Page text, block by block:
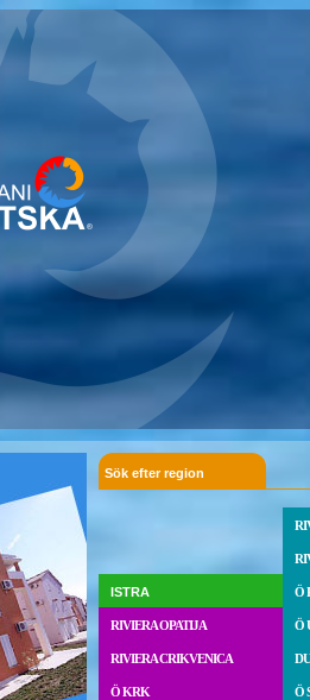
Sök efter region
ISTRA Ö
RIVIERA OPATIJA Ö
RIVIERA CRIKVENICA
Ö KRK Ö